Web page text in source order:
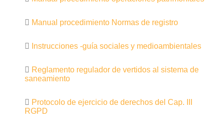
Manual procedimiento Normas de registro
Instrucciones -guía sociales y medioambientales
Reglamento regulador de vertidos al sistema de
saneamiento
Protocolo de ejercicio de derechos del Cap. III
RGPD